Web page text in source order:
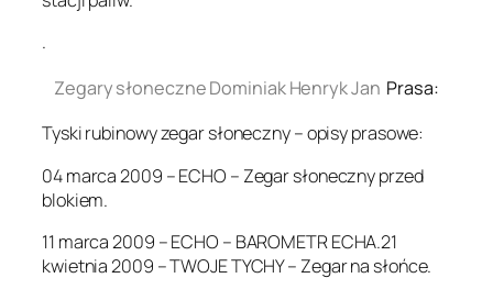
.
Zegary słoneczne Dominiak Henryk Jan Prasa:
Tyski rubinowy zegar słoneczny – opisy prasowe:
04 marca 2009 – ECHO – Zegar słoneczny przed
blokiem.
11 marca 2009 – ECHO – BAROMETR ECHA.21
kwietnia 2009 – TWOJE TYCHY – Zegar na słońce.